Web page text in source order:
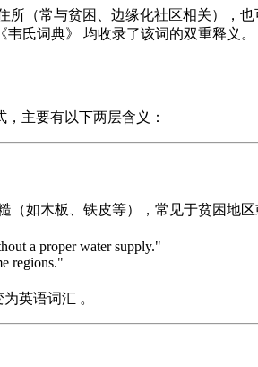
所（常与贫困、边缘化社区相关）
氏词典》 均收录了该词的双重释义。
，主要有以下两层含义：
如木板、铁皮等），常见于贫困地区
a proper water supply."
regions."
英语词汇 。